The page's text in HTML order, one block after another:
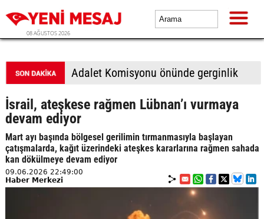
08 AĞUSTOS 2026
Adalet Komisyonu önünde gerginlik
İsrail, ateşkese rağmen Lübnan’ı vurmaya
devam ediyor
Mart ayı başında bölgesel gerilimin tırmanmasıyla başlayan
çatışmalarda, kağıt üzerindeki ateşkes kararlarına rağmen sahada
kan dökülmeye devam ediyor
09.06.2026 22:49:00
Haber Merkezi